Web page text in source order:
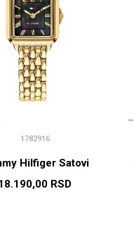
1782916
Hilfiger Satovi
RSD